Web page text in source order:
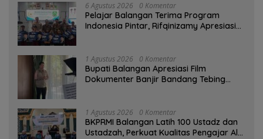
6 Agustus 2026 0 Komentar
Pelajar Balangan Terima Program
Indonesia Pintar, Rifqinizamy Apresiasi
1 Agustus 2026 0 Komentar
Bupati Balangan Apresiasi Film
Dokumenter Banjir Bandang Tebing
1 Agustus 2026 0 Komentar
BKPRMI Balangan Latih 100 Ustadz dan
Ustadzah, Perkuat Kualitas Pengajar Al-